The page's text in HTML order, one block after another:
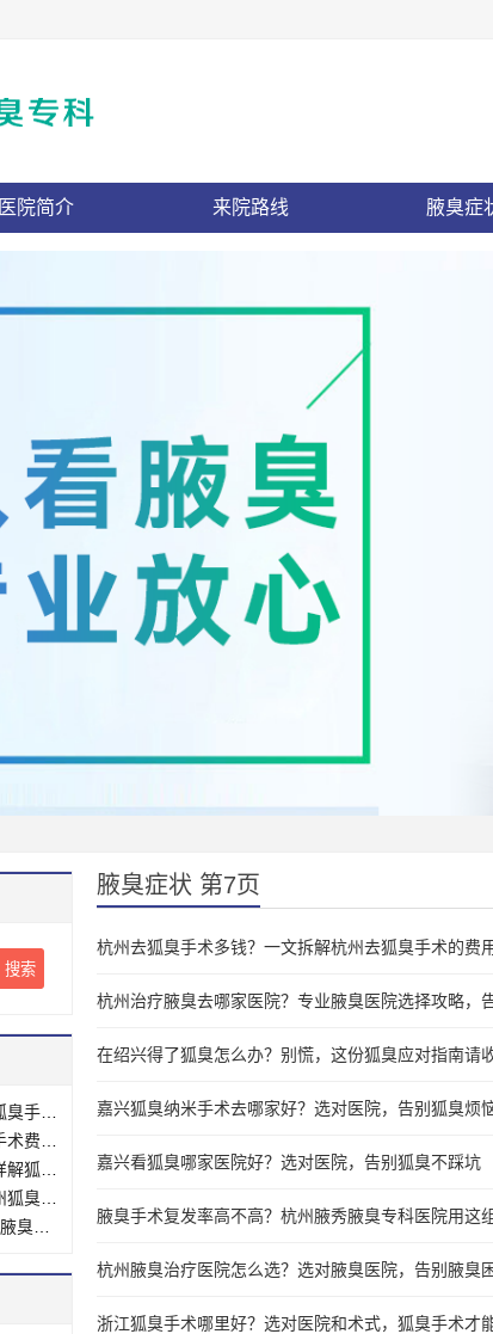
医院简介 来院路线 腋臭症
腋臭症状 第7页
杭州去狐臭手术多钱？一文拆解杭州去狐臭手术的费
杭州治疗腋臭去哪家医院？专业腋臭医院选择攻略，
在绍兴得了狐臭怎么办？别慌，这份狐臭应对指南请
嘉兴狐臭纳米手术去哪家好？选对医院，告别狐臭烦
嘉兴看狐臭哪家医院好？选对医院，告别狐臭不踩坑
腋臭手术复发率高不高？杭州腋秀腋臭专科医院用
杭州腋臭治疗医院怎么选？选对腋臭医院，告别腋臭
浙江狐臭手术哪里好？选对医院和术式，狐臭手术才